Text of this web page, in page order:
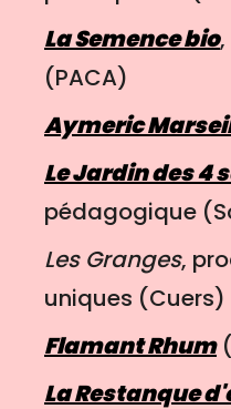
La Semence bio
(PACA)
Aymeric
Le Jardin des 4
pédagogique
Les Granges,
uniques (Cuers)
Flamant Rhum
La Restanque